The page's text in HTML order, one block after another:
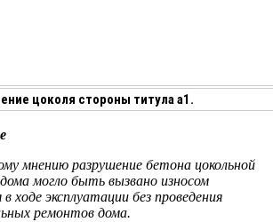
цоколя стороны титула а1.
мнению разрушение бетона цокольной
могло быть вызвано износом
ходе эксплуатации без проведения
ремонтов дома.